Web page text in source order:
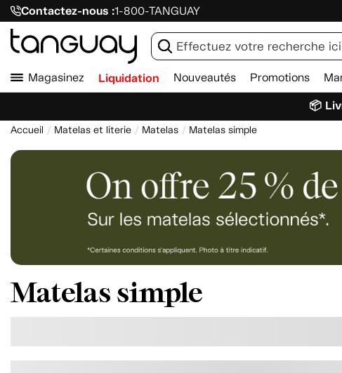
Contactez-nous :1-800-TANGUAY
Magasinez Liquidation Nouveautés Promotions
📦
Accueil Matelas et literie Matelas Matelas simple
Matelas simple